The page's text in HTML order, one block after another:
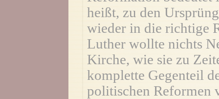
heißt, zu den
wieder in die richtige
Luther wollte nichts
Kirche, wie sie zu
komplette Gegenteil
politischen Reformen